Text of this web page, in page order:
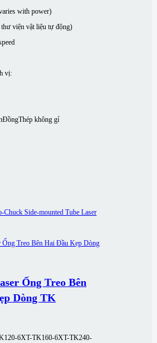
with power)
viện vật liệu tự động)
vị:
ĐồngThép không gỉ
Ống Treo Bên
Dòng TK
6XT-TK160-6XT-TK240-